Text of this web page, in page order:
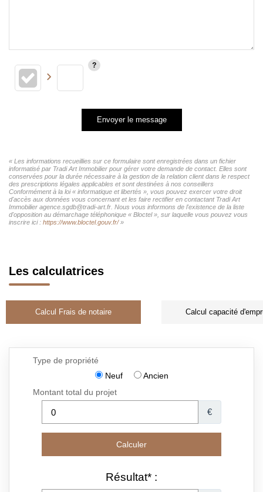
Envoyer le message
« Les informations recueillies sur ce formulaire sont enregistrées dans un fichier
informatisé par Tradi Art Immobilier pour gérer votre demande de contact. Elles sont
conservées pour la durée nécessaire à la gestion de la relation client dans le respect
des prescriptions légales applicables et sont destinées à nos conseillers
Conformément à la loi « informatique et libertés », vous pouvez exercer votre droit
d'accès aux données vous concernant et les faire rectifier en contactant Tradi Art
Immobilier agence.sgdb@tradi-art.fr. Nous vous informons de l'existence de la liste
d'opposition au démarchage téléphonique « Bloctel », sur laquelle vous pouvez vous
inscrire ici : https://www.bloctel.gouv.fr/»
Les calculatrices
Calcul Frais de notaire Calcul capacité